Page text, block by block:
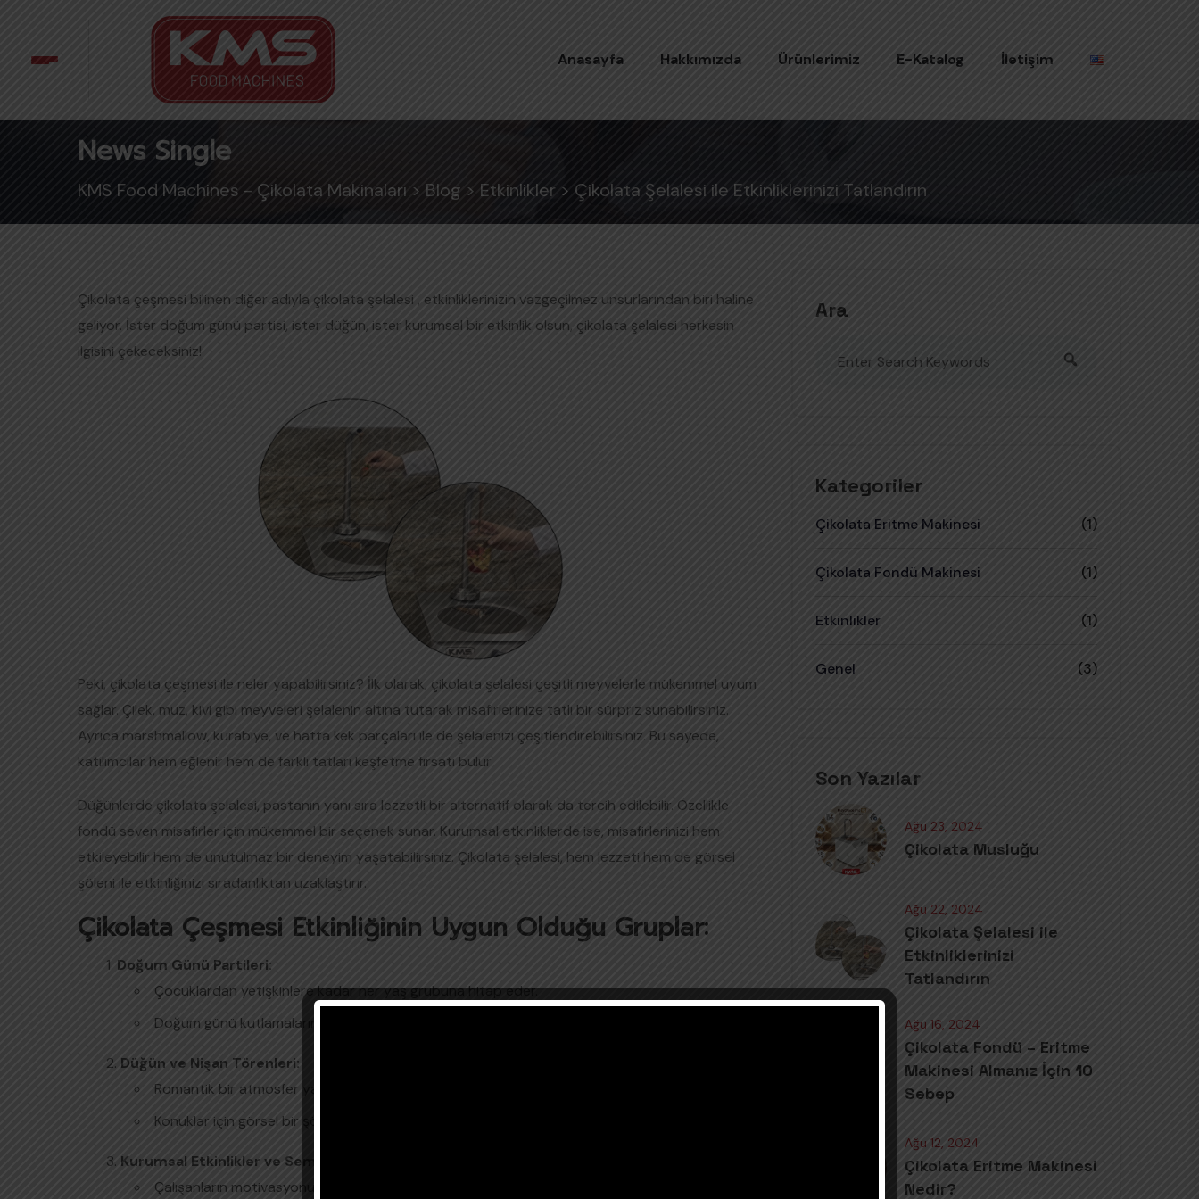
Anasayfa Hakkımızda Ürünlerimiz E-Katalog İletişim
News Single
KMS Food Machines - Çikolata Makinaları > Blog > Etkinlikler > Çikolata Şelalesi ile Etkinliklerinizi Tatlandırın
Çikolata çeşmesi bilinen diğer adıyla çikolata şelalesi , etkinliklerinizin vazgeçilmez unsurlarından biri haline
geliyor. İster doğum günü partisi, ister düğün, ister kurumsal bir etkinlik olsun, çikolata şelalesi herkesin
ilgisini çekeceksiniz!
Peki, çikolata çeşmesi ile neler yapabilirsiniz? İlk olarak, çikolata şelalesi çeşitli meyvelerle mükemmel uyum
sağlar. Çilek, muz, kivi gibi meyveleri şelalenin altına tutarak misafirlerinize tatlı bir sürpriz sunabilirsiniz.
Ayrıca marshmallow, kurabiye, ve hatta kek parçaları ile de şelalenizi çeşitlendirebilirsiniz. Bu sayede,
katılımcılar hem eğlenir hem de farklı tatları keşfetme fırsatı bulur.
Düğünlerde çikolata şelalesi, pastanın yanı sıra lezzetli bir alternatif olarak da tercih edilebilir. Özellikle
fondü seven misafirler için mükemmel bir seçenek sunar. Kurumsal etkinliklerde ise, misafirlerinizi hem
etkileyebilir hem de unutulmaz bir deneyim yaşatabilirsiniz. Çikolata şelalesi, hem lezzeti hem de görsel
şöleni ile etkinliğinizi sıradanlıktan uzaklaştırır.
Çikolata Çeşmesi Etkinliğinin Uygun Olduğu Gruplar:
Doğum Günü Partileri:
Çocuklardan yetişkinlere kadar her yaş grubuna hitap eder.
Doğum günü kutlamalarına eğlence ve lezzet katar.
Düğün ve Nişan Törenleri:
Romantik bir atmosfer yaratır ve düğün pastasına lezzetli bir alternatif sunar.
Konuklar için görsel bir şölen oluşturur.
Kurumsal Etkinlikler ve Seminerler:
Çalışanların motivasyonunu artırır ve etkinliklerin daha keyifli geçmesini sağlar.
Ara
Kategoriler
Çikolata Eritme Makinesi (1)
Çikolata Fondü Makinesi (1)
Etkinlikler (1)
Genel (3)
Son Yazılar
Ağu 23, 2024
Çikolata Musluğu
Ağu 22, 2024
Çikolata Şelalesi ile
Etkinliklerinizi
Tatlandırın
Ağu 16, 2024
Çikolata Fondü – Eritme
Makinesi Almanız İçin 10
Sebep
Ağu 12, 2024
Çikolata Eritme Makinesi
Nedir?